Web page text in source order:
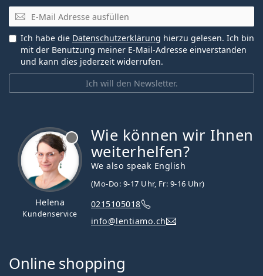
E-Mail
Ich will den Newsletter.
Ich habe die Datenschutzerklärung hierzu gelesen. Ich bin
mit der Benutzung meiner E-Mail-Adresse einverstanden
und kann dies jederzeit widerrufen.
Helena
Kundenservice
Wie können wir Ihnen
weiterhelfen?
We also speak English
(Mo-Do: 9-17 Uhr, Fr: 9-16 Uhr)
0215105018
info@lentiamo.ch
Online shopping